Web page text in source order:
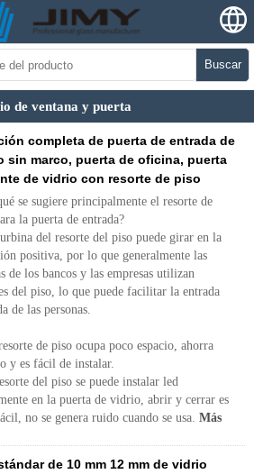
Buscar
de ventana y puerta
completa de puerta de entrada de
sin marco, puerta de oficina, puerta
de vidrio con resorte de piso
se sugiere principalmente el resorte de
la puerta de entrada?
del resorte del piso puede girar en la
positiva, por lo que generalmente las
de los bancos y las empresas utilizan
del piso, lo que puede facilitar la entrada
de las personas.
de piso ocupa poco espacio, ahorra
y es fácil de instalar.
del piso se puede instalar led
en la puerta de vidrio, abrir y cerrar es
no se genera ruido cuando se usa. Más
de 10 mm 12 mm de vidrio